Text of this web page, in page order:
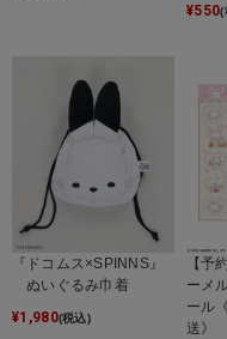
¥550(
『ドコムス×SPINNS』
ぬいぐるみ巾着
¥1,980(税込)
【予
ーメ
ール
送》